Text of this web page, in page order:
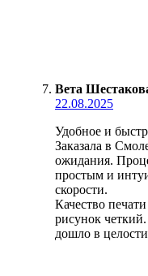
Вета
22.08.2025
Удобное и
Заказала в
ожидания.
простым и
скорости.
Качество
рисунок
дошло в